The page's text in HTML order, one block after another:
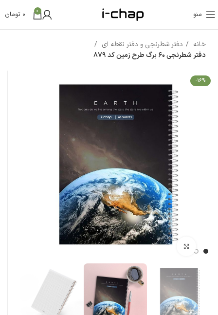
منو 0
0 تومان
خانه
دفتر شطرنجی و دفتر نقطه ای
دفتر شطرنجی 60 برگ طرح زمین کد 879
-16%
بزرگنمایی تصویر